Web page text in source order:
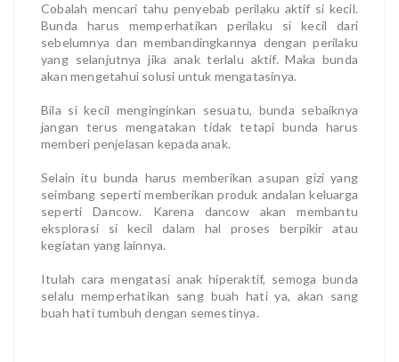
Cobalah mencari tahu penyebab perilaku aktif si kecil.
Bunda harus memperhatikan perilaku si kecil dari
sebelumnya dan membandingkannya dengan perilaku
yang selanjutnya jika anak terlalu aktif. Maka bunda
akan mengetahui solusi untuk mengatasinya.
Bila si kecil menginginkan sesuatu, bunda sebaiknya
jangan terus mengatakan tidak tetapi bunda harus
memberi penjelasan kepada anak.
Selain itu bunda harus memberikan asupan gizi yang
seimbang seperti memberikan produk andalan keluarga
seperti Dancow. Karena dancow akan membantu
eksplorasi si kecil dalam hal proses berpikir atau
kegiatan yang lainnya.
Itulah cara mengatasi anak hiperaktif, semoga bunda
selalu memperhatikan sang buah hati ya, akan sang
buah hati tumbuh dengan semestinya.